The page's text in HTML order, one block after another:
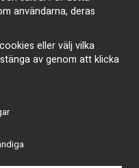
skickas hela
användarna, deras
eller välj vilka
av genom att klicka